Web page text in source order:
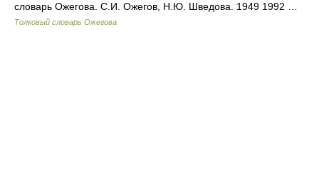
словарь Ожегова. С.И. Ожегов, Н.Ю. Шведова. 1949 1992 …
Толковый словарь Ожегова